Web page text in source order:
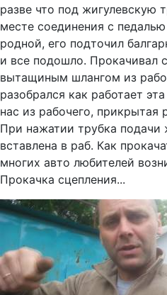
разве что под жигулевскую
месте соединения с
родной, его подточил
и все подошло. Прокачивал
вытащиным шлангом из
разобрался как работает
нас из рабочего,
При нажатии трубка подачи
вставлена в раб. Как
многих авто любителей
Прокачка сцепления...